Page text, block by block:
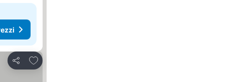
Condividi
Aggiungi ai preferiti